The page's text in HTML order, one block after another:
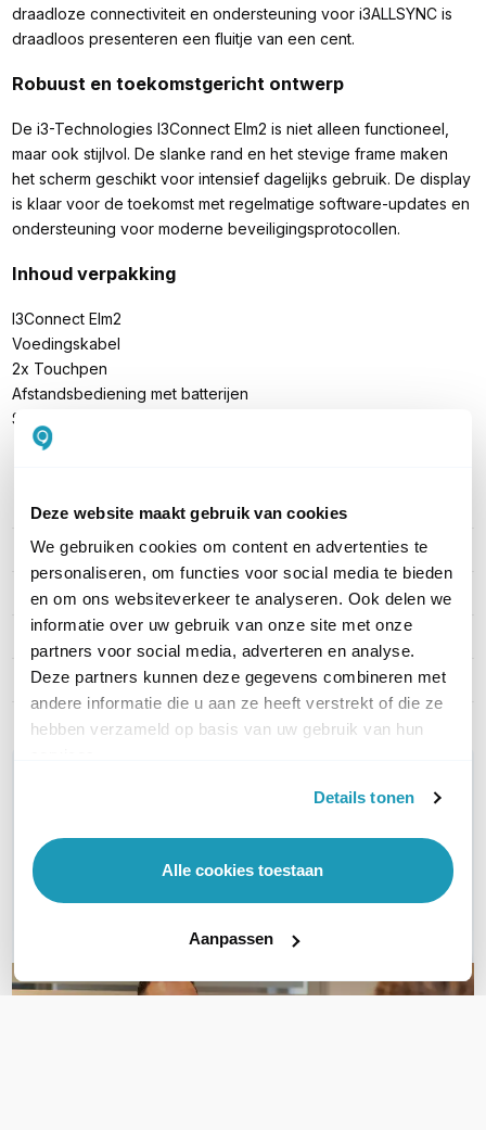
Deze website maakt gebruik van cookies
We gebruiken cookies om content en advertenties te
personaliseren, om functies voor social media te bieden
en om ons websiteverkeer te analyseren. Ook delen we
informatie over uw gebruik van onze site met onze
partners voor social media, adverteren en analyse.
Deze partners kunnen deze gegevens combineren met
andere informatie die u aan ze heeft verstrekt of die ze
hebben verzameld op basis van uw gebruik van hun
Details tonen
Alle cookies toestaan
Aanpassen
draadloze connectiviteit en ondersteuning voor i3ALLSYNC is
draadloos presenteren een fluitje van een cent.
Robuust en toekomstgericht ontwerp
De i3-Technologies I3Connect Elm2 is niet alleen functioneel,
maar ook stijlvol. De slanke rand en het stevige frame maken
het scherm geschikt voor intensief dagelijks gebruik. De display
is klaar voor de toekomst met regelmatige software-updates en
ondersteuning voor moderne beveiligingsprotocollen.
Inhoud verpakking
I3Connect Elm2
Voedingskabel
2x Touchpen
Afstandsbediening met batterijen
Snelstartgids
PRODUCT DETAILS
Merk i3
Artikelnummer 10010731
Categorie Touchscreens
Schermdiagonaal (Inch) 75"
Vraag het onze experts!
Bel ons